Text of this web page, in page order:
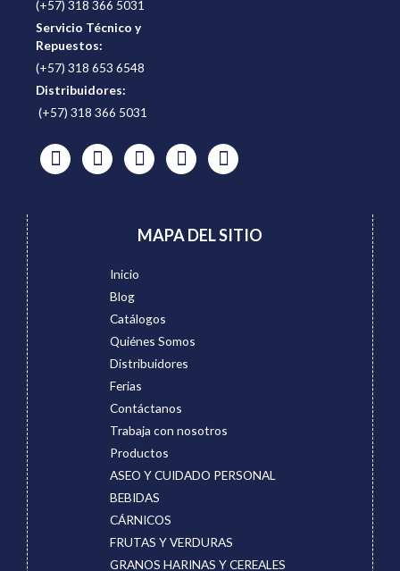
(+57) 318 366 5031
Servicio Técnico y
Repuestos:
(+57) 318 653 6548
Distribuidores:
(+57) 318 366 5031
MAPA DEL SITIO
Inicio
Blog
Catálogos
Quiénes Somos
Distribuidores
Ferias
Contáctanos
Trabaja con nosotros
Productos
ASEO Y CUIDADO PERSONAL
BEBIDAS
CÁRNICOS
FRUTAS Y VERDURAS
GRANOS HARINAS Y CEREALES